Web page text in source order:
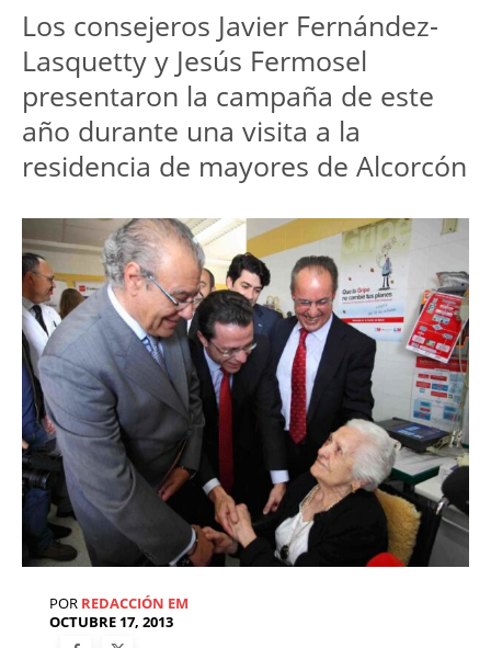
Los consejeros Javier Fernández-
Lasquetty y Jesús Fermosel
presentaron la campaña de este
año durante una visita a la
residencia de mayores de Alcorcón
POR REDACCIÓN EM
OCTUBRE 17, 2013